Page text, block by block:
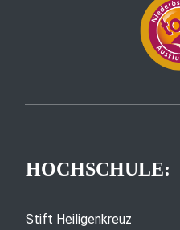
HOCHSCHULE:
Stift Heiligenkreuz